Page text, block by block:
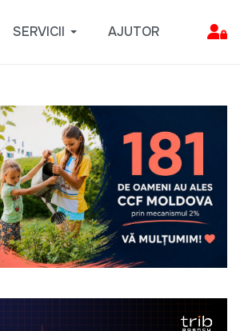
SERVICII AJUTOR